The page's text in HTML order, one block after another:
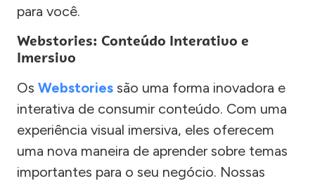
para você.
Webstories: Conteúdo Interativo e
Imersivo
Os Webstories são uma forma inovadora e
interativa de consumir conteúdo. Com uma
experiência visual imersiva, eles oferecem
uma nova maneira de aprender sobre temas
importantes para o seu negócio. Nossas